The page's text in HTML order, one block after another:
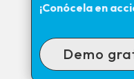
¡Conócela en
Demo